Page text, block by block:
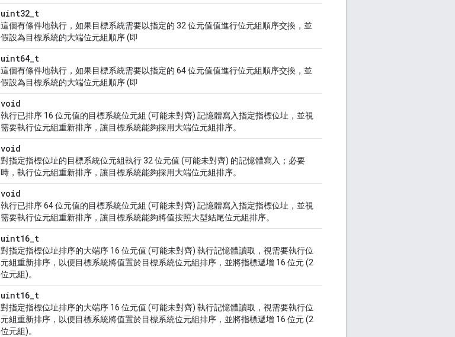
uint32_t
這個有條件地執行，如果目標系統需要以指定的 32 位元值值進行位元組順序交換，並
假設為目標系統的大端位元組順序 (即
uint64_t
這個有條件地執行，如果目標系統需要以指定的 64 位元值值進行位元組順序交換，並
假設為目標系統的大端位元組順序 (即
void
執行已排序 16 位元值的目標系統位元組 (可能未對齊) 記憶體寫入指定指標位址，並視
需要執行位元組重新排序，讓目標系統能夠採用大端位元組排序。
void
對指定指標位址的目標系統位元組執行 32 位元值 (可能未對齊) 的記憶體寫入；必要
時，執行位元組重新排序，讓目標系統能夠採用大端位元組排序。
void
執行已排序 64 位元值的目標系統位元組 (可能未對齊) 記憶體寫入指定指標位址，並視
需要執行位元組重新排序，讓目標系統能夠將值按照大型結尾位元組排序。
uint16_t
對指定指標位址排序的大端序 16 位元值 (可能未對齊) 執行記憶體讀取，視需要執行位
元組重新排序，以便目標系統將值置於目標系統位元組排序，並將指標遞增 16 位元 (2
位元組)。
uint16_t
對指定指標位址排序的大端序 16 位元值 (可能未對齊) 執行記憶體讀取，視需要執行位
元組重新排序，以便目標系統將值置於目標系統位元組排序，並將指標遞增 16 位元 (2
位元組)。